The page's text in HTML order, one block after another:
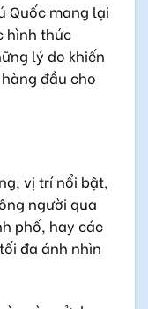
Quốc mang lại
hình thức
lý do khiến
đầu cho
vị trí nổi bật,
người qua
phố, hay các
đa ánh nhìn